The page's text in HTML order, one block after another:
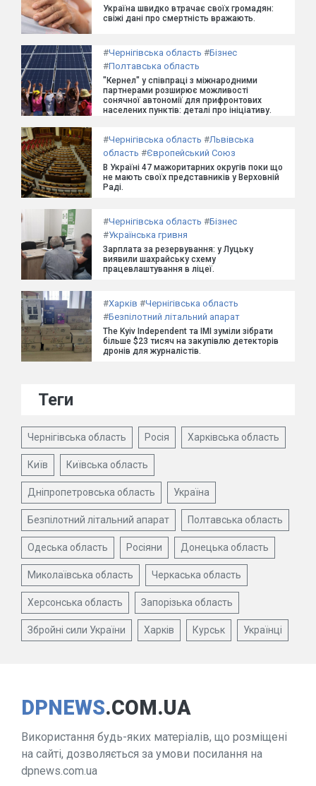
Україна швидко втрачає своїх громадян:
свіжі дані про смертність вражають.
#Чернігівська область #Бізнес
#Полтавська область
"Кернел" у співпраці з міжнародними
партнерами розширює можливості
сонячної автономії для прифронтових
населених пунктів: деталі про ініціативу.
#Чернігівська область #Львівська
область #Європейський Союз
В Україні 47 мажоритарних округів поки що
не мають своїх представників у Верховній
Раді.
#Чернігівська область #Бізнес
#Українська гривня
Зарплата за резервування: у Луцьку
виявили шахрайську схему
працевлаштування в ліцеї.
#Харків #Чернігівська область
#Безпілотний літальний апарат
The Kyiv Independent та ІМІ зуміли зібрати
більше $23 тисяч на закупівлю детекторів
дронів для журналістів.
Теги
Чернігівська область Росія Харківська область
Київ Київська область
Дніпропетровська область Україна
Безпілотний літальний апарат Полтавська область
Одеська область Росіяни Донецька область
Миколаївська область Черкаська область
Херсонська область Запорізька область
Збройні сили України Харків Курськ Українці
DPNEWS.COM.UA
Використання будь-яких матеріалів, що розміщені
на сайті, дозволяється за умови посилання на
dpnews.com.ua